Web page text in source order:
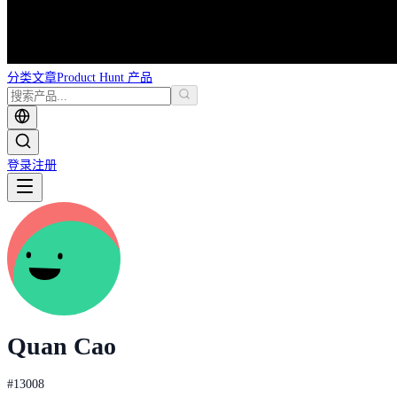
分类文章Product Hunt 产品
登录注册
Quan Cao
#13008